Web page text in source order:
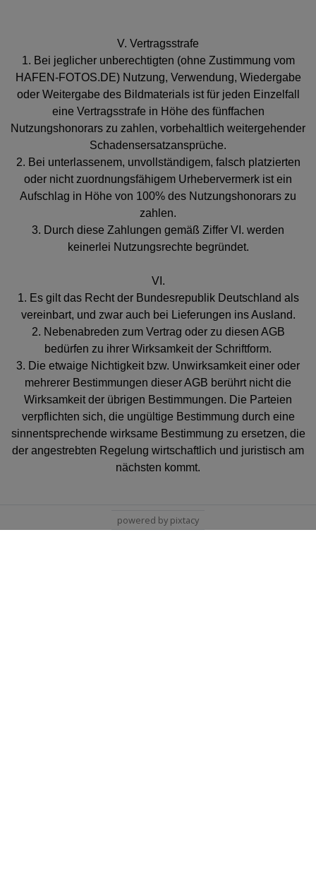
V. Vertragsstrafe
1. Bei jeglicher unberechtigten (ohne Zustimmung vom
HAFEN-FOTOS.DE) Nutzung, Verwendung, Wiedergabe
oder Weitergabe des Bildmaterials ist für jeden Einzelfall
eine Vertragsstrafe in Höhe des fünffachen
Nutzungshonorars zu zahlen, vorbehaltlich weitergehender
Schadensersatzansprüche.
2. Bei unterlassenem, unvollständigem, falsch platzierten
oder nicht zuordnungsfähigem Urhebervermerk ist ein
Aufschlag in Höhe von 100% des Nutzungshonorars zu
zahlen.
3. Durch diese Zahlungen gemäß Ziffer VI. werden
keinerlei Nutzungsrechte begründet.
VI.
1. Es gilt das Recht der Bundesrepublik Deutschland als
vereinbart, und zwar auch bei Lieferungen ins Ausland.
2. Nebenabreden zum Vertrag oder zu diesen AGB
bedürfen zu ihrer Wirksamkeit der Schriftform.
3. Die etwaige Nichtigkeit bzw. Unwirksamkeit einer oder
mehrerer Bestimmungen dieser AGB berührt nicht die
Wirksamkeit der übrigen Bestimmungen. Die Parteien
verpflichten sich, die ungültige Bestimmung durch eine
sinnentsprechende wirksame Bestimmung zu ersetzen, die
der angestrebten Regelung wirtschaftlich und juristisch am
nächsten kommt.
powered by pixtacy